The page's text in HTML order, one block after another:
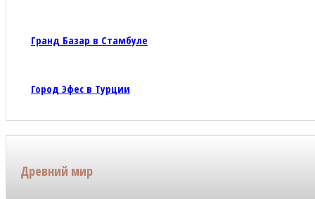
Гранд Базар в Стамбуле
Город Эфес в Турции
Древний мир